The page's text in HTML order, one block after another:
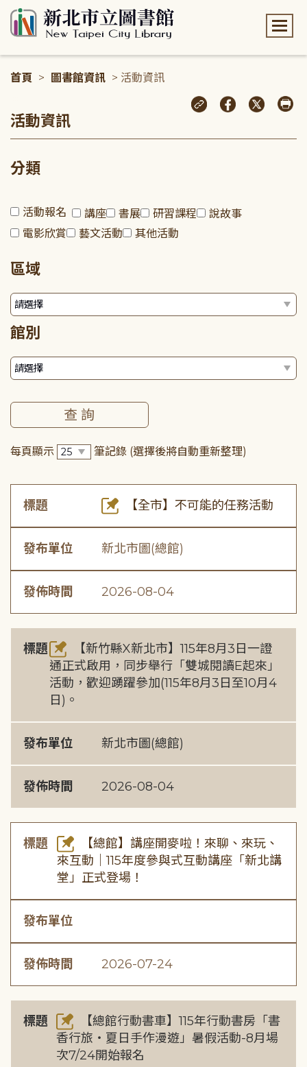
首頁 > 圖書館資訊 > 活動資訊
活動資訊
分類
活動報名 講座 書展 研習課程
說故事
電影欣賞
藝文活動 其他活動
區域
館別
每頁顯示 筆記錄 (選擇後將自動重新整理)
標題 【全市】不可能的任務活動
發布單位 新北市圖(總館)
發佈時間 2026-08-04
標題
【新竹縣X新北市】115年8月3日一證
通正式啟用，同步舉行「雙城閱讀E起來」
活動，歡迎踴躍參加(115年8月3日至10月4
日)。
發布單位 新北市圖(總館)
發佈時間 2026-08-04
標題
【總館】講座開麥啦！來聊、來玩、
來互動｜115年度參與式互動講座「新北講
堂」正式登場！
發布單位
發佈時間 2026-07-24
標題
【總館行動書車】115年行動書房「書
香行旅・夏日手作漫遊」暑假活動-8月場
次7/24開始報名